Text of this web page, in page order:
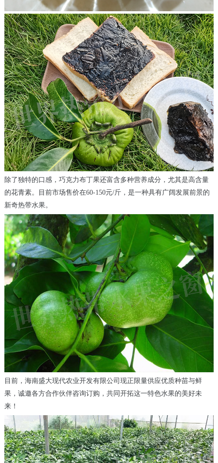
除了独特的口感，巧克力布丁果还富含多种营养成分，尤其是高含量
的花青素。目前市场售价在60-150元/斤，是一种具有广阔发展前景的
新奇热带水果。
目前，海南盛大现代农业开发有限公司现正限量供应优质种苗与鲜
果，诚邀各方合作伙伴咨询订购，共同开拓这一特色水果的美好未
来！